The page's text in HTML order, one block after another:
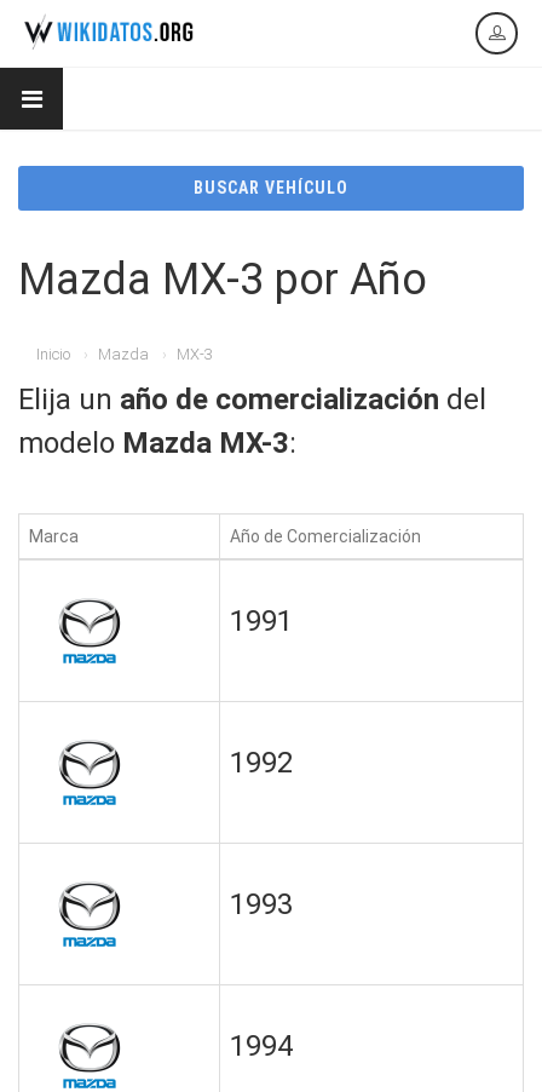
BUSCAR VEHÍCULO
Mazda MX-3 por Año
Inicio Mazda MX-3
Elija un año de comercialización del
modelo Mazda MX-3:
Marca Año de Comercialización
1991
1992
1993
1994